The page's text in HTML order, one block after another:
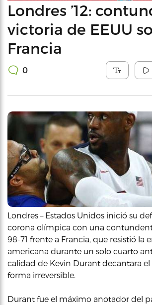
Londres ’12:
victoria de EEUU
Francia
0
Londres – Estados Unidos inició su
corona olímpica con una
98-71 frente a Francia, que resistió la
americana durante un solo cuarto
calidad de Kevin Durant decantara
forma irreversible.
Durant fue el máximo anotador del